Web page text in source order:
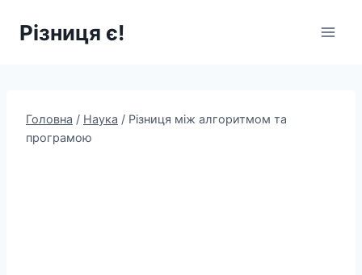
Різниця є!
Головна / Наука / Різниця між алгоритмом та
програмою